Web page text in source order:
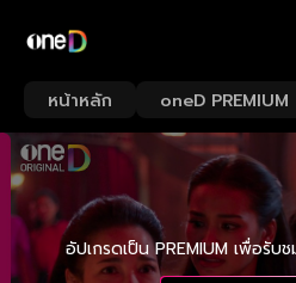
หน้าหลัก oneD PREMIUM
อัปเกรดเป็น PREMIUM เพื่อรั